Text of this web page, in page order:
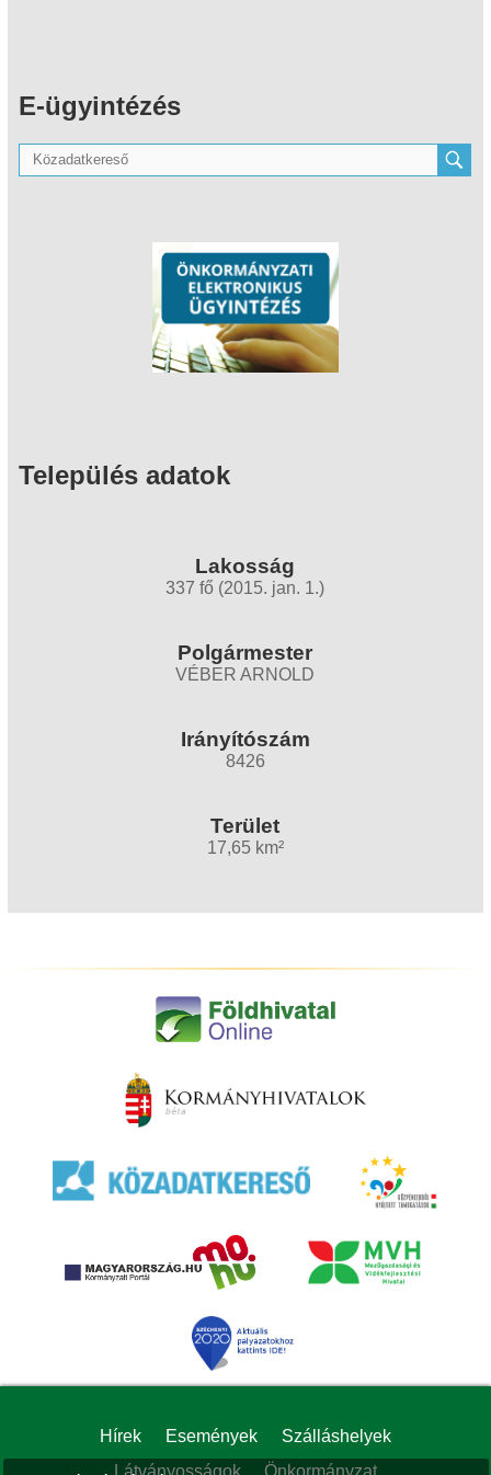
E-ügyintézés
Település adatok
Lakosság
337 fő (2015. jan. 1.)
Polgármester
VÉBER ARNOLD
Irányítószám
8426
Terület
17,65 km²
Hírek Események
Szálláshelyek
Látványosságok
Önkormányzat